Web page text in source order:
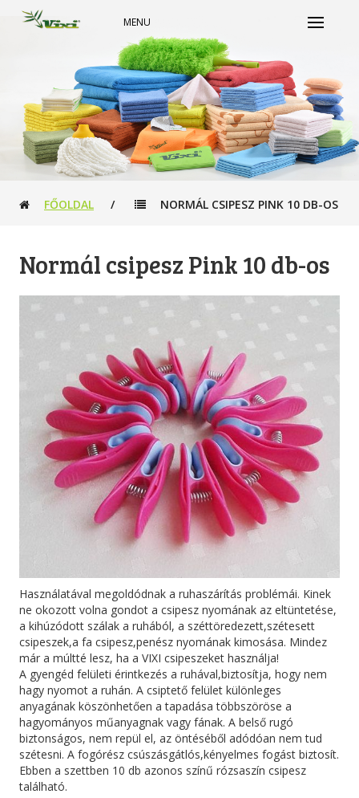
MENU
FŐOLDAL / NORMÁL CSIPESZ PINK 10 DB-OS
Normál csipesz Pink 10 db-os
Használatával megoldódnak a ruhaszárítás problémái. Kinek
ne okozott volna gondot a csipesz nyomának az eltüntetése,
a kihúzódott szálak a ruhából, a széttöredezett,szétesett
csipeszek,a fa csipesz,penész nyomának kimosása. Mindez
már a múltté lesz, ha a VIXI csipeszeket használja!
A gyengéd felületi érintkezés a ruhával,biztosítja, hogy nem
hagy nyomot a ruhán. A csiptető felület különleges
anyagának köszönhetően a tapadása többszöröse a
hagyományos műanyagnak vagy fának. A belső rugó
biztonságos, nem repül el, az öntéséből adódóan nem tud
szétesni. A fogórész csúszásgátlós,kényelmes fogást biztosít.
Ebben a szettben 10 db azonos színű rózsaszín csipesz
található.